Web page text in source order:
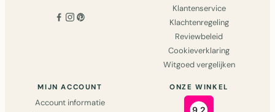
Klantenservice
Klachtenregeling
Reviewbeleid
Cookieverklaring
Witgoed vergelijken
MIJN ACCOUNT
Account informatie
ONZE WINKEL